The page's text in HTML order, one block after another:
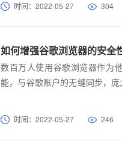
时间：2022-05-27 304
如何增强谷歌浏览器的安全
数百万人使用谷歌浏览器作为
能，与谷歌账户的无缝同步，
大的安全问题，但用户也有责
设置和功能，用户可以利用这些
时间：2022-05-27 246